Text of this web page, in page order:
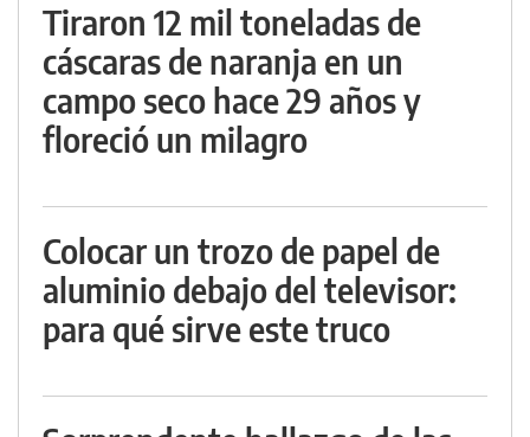
Tiraron 12 mil toneladas de
cáscaras de naranja en un
campo seco hace 29 años y
floreció un milagro
Colocar un trozo de papel de
aluminio debajo del televisor:
para qué sirve este truco